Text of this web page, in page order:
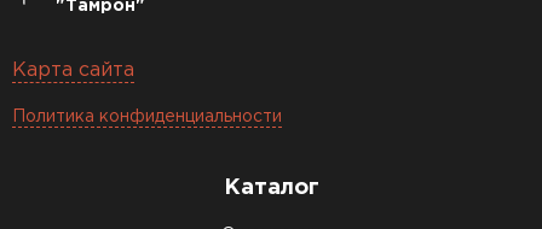
"Тамрон"
Карта сайта
Политика конфиденциальности
Каталог